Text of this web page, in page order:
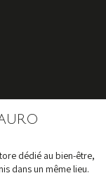
dédié au bien-être,
dans un même lieu.